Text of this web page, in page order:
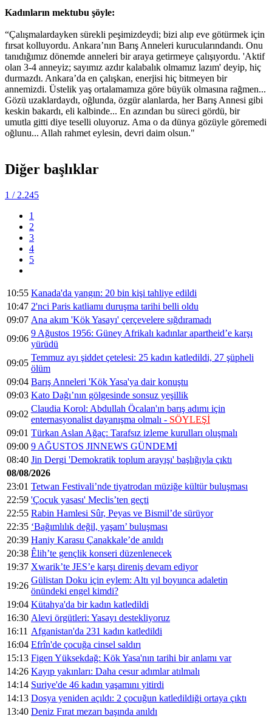
Kadınların mektubu şöyle:
“Çalışmalardayken sürekli peşimizdeydi; bizi alıp eve götürmek için
fırsat kolluyordu. Ankara’nın Barış Anneleri kurucularındandı. Onu
tanıdığımız dönemde anneleri bir araya getirmeye çalışıyordu. 'Aktif
olan 3-4 anneyiz; sayımız azdır kalabalık olmamız lazım' deyip, hiç
durmazdı. Ankara’da en çalışkan, enerjisi hiç bitmeyen bir
annemizdi. Üstelik yaş ortalamamıza göre büyük olmasına rağmen...
Gözü uzaklardaydı, oğlunda, özgür alanlarda, her Barış Annesi gibi
keskin bakardı, eli kalbinde... En azından bu süreci gördü, bir
umutla gitti diye teselli oluyoruz. Ama o da dünya gözüyle göremedi
oğlunu... Allah rahmet eylesin, devri daim olsun."
Diğer başlıklar
1 / 2.245
1
2
3
4
5
10:55 Kanada'da yangın: 20 bin kişi tahliye edildi
10:47 2'nci Paris katliamı duruşma tarihi belli oldu
09:07 Ana akım 'Kök Yasayı' çerçevelere sığdıramadı
09:06
9 Ağustos 1956: Güney Afrikalı kadınlar apartheid’e karşı
yürüdü
09:05
Temmuz ayı şiddet çetelesi: 25 kadın katledildi, 27 şüpheli
ölüm
09:04 Barış Anneleri 'Kök Yasa'ya dair konuştu
09:03 Kato Dağı’nın gölgesinde sonsuz yeşillik
09:02
Claudia Korol: Abdullah Öcalan'ın barış adımı için
enternasyonalist dayanışma olmalı - SÖYLEŞİ
09:01 Türkan Aslan Ağaç: Tarafsız izleme kurulları oluşmalı
09:00 9 AĞUSTOS JINNEWS GÜNDEMİ
08:40 Jin Dergi 'Demokratik toplum arayışı' başlığıyla çıktı
08/08/2026
23:01 Tetwan Festivali’nde tiyatrodan müziğe kültür buluşması
22:59 'Çocuk yasası' Meclis’ten geçti
22:55 Rabin Hamlesi Sûr, Peyas ve Bismil’de sürüyor
22:35 ‘Bağımlılık değil, yaşam’ buluşması
20:39 Haniy Karasu Çanakkale’de anıldı
20:38 Êlih’te gençlik konseri düzenlenecek
19:37 Xwarik’te JES’e karşı direniş devam ediyor
19:26
Gülistan Doku için eylem: Altı yıl boyunca adaletin
önündeki engel kimdi?
19:04 Kütahya'da bir kadın katledildi
16:30 Alevi örgütleri: Yasayı destekliyoruz
16:11 Afganistan'da 231 kadın katledildi
16:04 Efrîn'de çocuğa cinsel saldırı
15:13 Figen Yüksekdağ: Kök Yasa'nın tarihi bir anlamı var
14:26 Kayıp yakınları: Daha cesur adımlar atılmalı
14:14 Suriye'de 46 kadın yaşamını yitirdi
14:13 Dosya yeniden açıldı: 2 çocuğun katledildiği ortaya çıktı
13:40 Deniz Fırat mezarı başında anıldı